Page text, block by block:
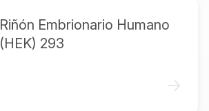
Riñón Embrionario Humano
(HEK) 293
->